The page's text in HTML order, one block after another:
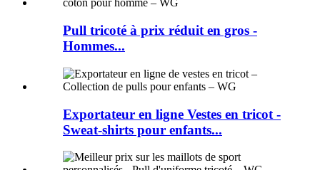
Pull tricoté à prix réduit en gros -
Hommes...
Exportateur en ligne Vestes en tricot -
Sweat-shirts pour enfants...